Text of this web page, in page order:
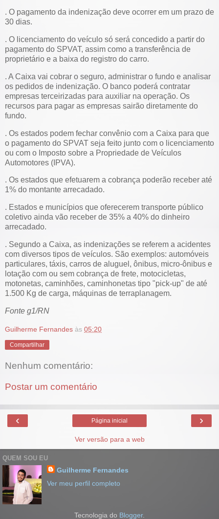
. O pagamento da indenização deve ocorrer em um prazo de
30 dias.
. O licenciamento do veículo só será concedido a partir do
pagamento do SPVAT, assim como a transferência de
proprietário e a baixa do registro do carro.
. A Caixa vai cobrar o seguro, administrar o fundo e analisar
os pedidos de indenização. O banco poderá contratar
empresas terceirizadas para auxiliar na operação. Os
recursos para pagar as empresas sairão diretamente do
fundo.
. Os estados podem fechar convênio com a Caixa para que
o pagamento do SPVAT seja feito junto com o licenciamento
ou com o Imposto sobre a Propriedade de Veículos
Automotores (IPVA).
. Os estados que efetuarem a cobrança poderão receber até
1% do montante arrecadado.
. Estados e municípios que oferecerem transporte público
coletivo ainda vão receber de 35% a 40% do dinheiro
arrecadado.
. Segundo a Caixa, as indenizações se referem a acidentes
com diversos tipos de veículos. São exemplos: automóveis
particulares, táxis, carros de aluguel, ônibus, micro-ônibus e
lotação com ou sem cobrança de frete, motocicletas,
motonetas, caminhões, caminhonetas tipo "pick-up" de até
1.500 Kg de carga, máquinas de terraplanagem.
Fonte g1/RN
Guilherme Fernandes às 05:20
Compartilhar
Nenhum comentário:
Postar um comentário
‹ ›
Página inicial
Ver versão para a web
QUEM SOU EU
Guilherme Fernandes
Ver meu perfil completo
Tecnologia do Blogger.